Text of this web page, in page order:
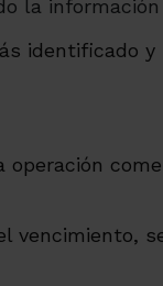
la
identificado
vencimiento,